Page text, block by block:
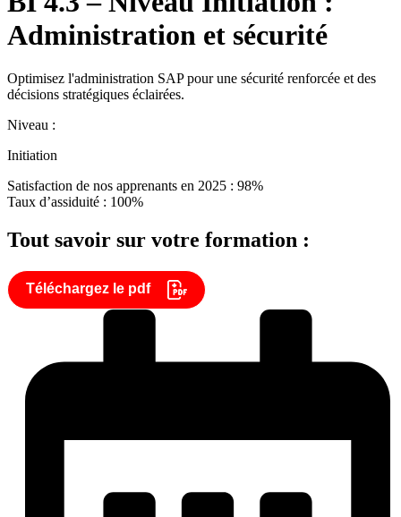
Administration et sécurité
Optimisez l'administration SAP pour une sécurité renforcée et des
décisions stratégiques éclairées.
Niveau :
Initiation
Satisfaction de nos apprenants en 2025 : 98%
Taux d’assiduité : 100%
Tout savoir sur votre formation :
Téléchargez le pdf